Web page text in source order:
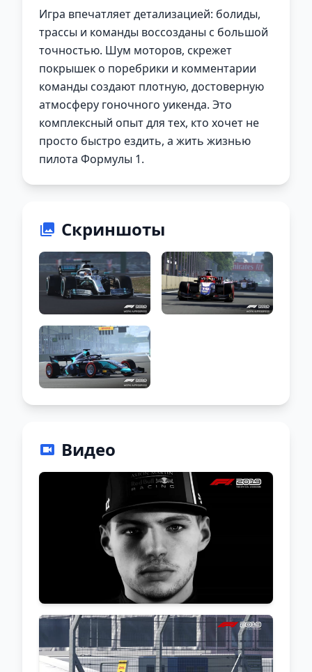
Игра впечатляет детализацией: болиды,
трассы и команды воссозданы с большой
точностью. Шум моторов, скрежет
покрышек о поребрики и комментарии
команды создают плотную, достоверную
атмосферу гоночного уикенда. Это
комплексный опыт для тех, кто хочет не
просто быстро ездить, а жить жизнью
пилота Формулы 1.
Скриншоты
Видео